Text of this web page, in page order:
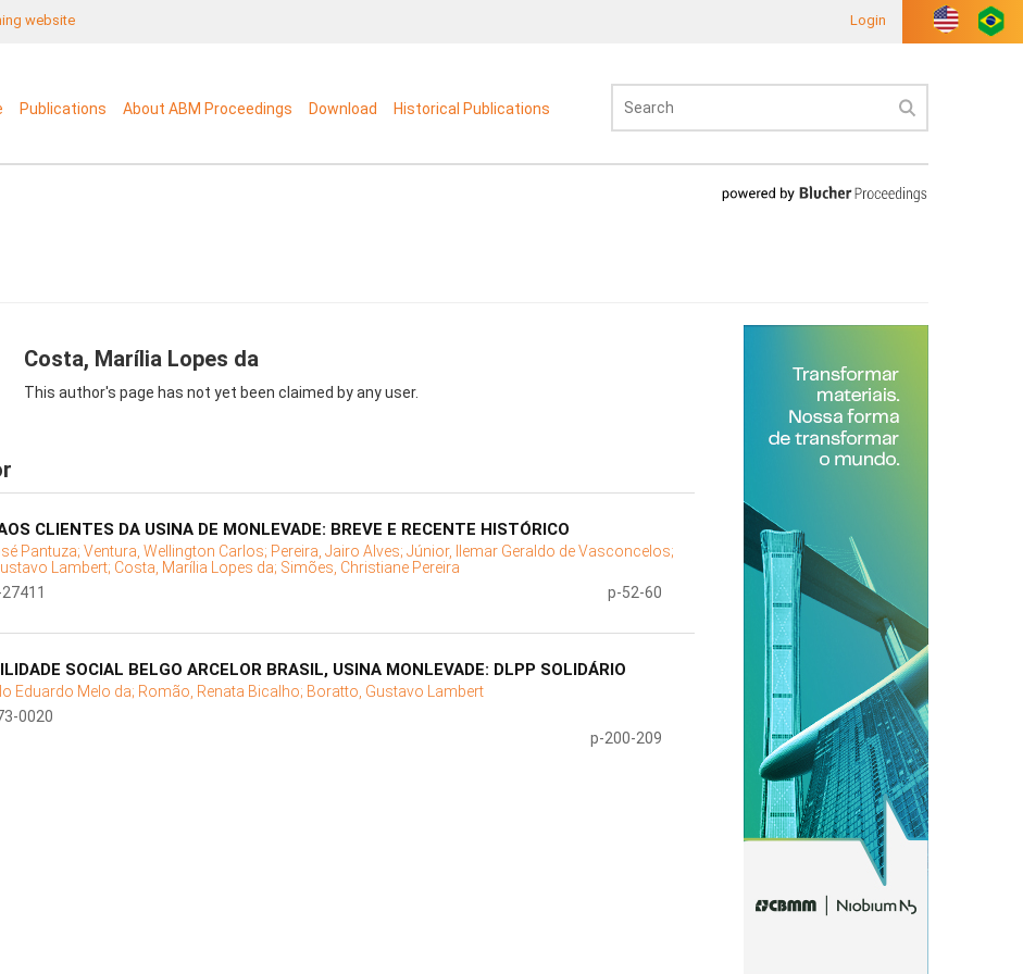
website Login
Publications About ABM Proceedings Download Historical Publications
Costa, Marília Lopes da
This author's page has not yet been claimed by any user.
CLIENTES DA USINA DE MONLEVADE: BREVE E RECENTE HISTÓRICO
Pantuza; Ventura, Wellington Carlos; Pereira, Jairo Alves; Júnior, Ilemar Geraldo de Vasconcelos;
Lambert; Costa, Marília Lopes da; Simões, Christiane Pereira
p-52-60
SOCIAL BELGO ARCELOR BRASIL, USINA MONLEVADE: DLPP SOLIDÁRIO
Eduardo Melo da; Romão, Renata Bicalho; Boratto, Gustavo Lambert
0020
p-200-209